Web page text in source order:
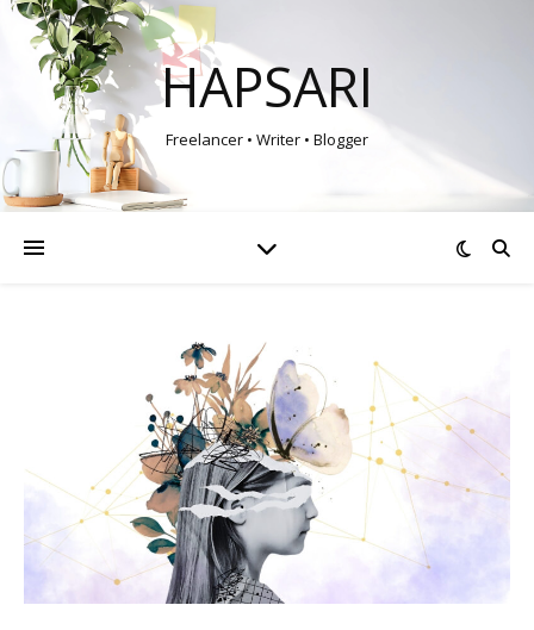
HAPSARI
Freelancer • Writer • Blogger